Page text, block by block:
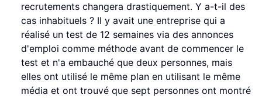
recrutements changera drastiquement. Y a-t-il des
cas inhabituels ? Il y avait une entreprise qui a
réalisé un test de 12 semaines via des annonces
d'emploi comme méthode avant de commencer le
test et n'a embauché que deux personnes, mais
elles ont utilisé le même plan en utilisant le même
média et ont trouvé que sept personnes ont montré